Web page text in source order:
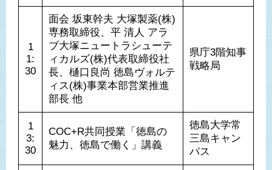
1
1:
30
面会 坂東幹夫 大塚製薬(株)
専務取締役、平 清人 アラ
ブ大塚ニュートラシューテ
ィカルズ(株)代表取締役社
長、樋口良尚 徳島ヴォルテ
ィス(株)事業本部営業推進
部長 他
県庁3階知事
戦略局
1
3:
30
COC+R共同授業「徳島の
魅力、徳島で働く」講義
徳島大学常
三島キャン
パス